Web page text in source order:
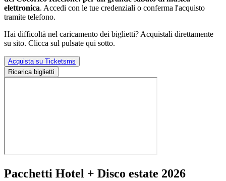
elettronica. Accedi con le tue credenziali o conferma l'acquisto
tramite telefono.
Hai difficoltà nel caricamento dei biglietti? Acquistali direttamente
su sito. Clicca sul pulsate qui sotto.
Acquista su Ticketsms
Ricarica biglietti
Pacchetti Hotel + Disco estate 2026